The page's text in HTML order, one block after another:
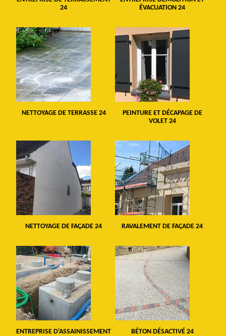
24
ÉVACUATION 24
NETTOYAGE DE TERRASSE 24
PEINTURE ET DÉCAPAGE DE
VOLET 24
NETTOYAGE DE FAÇADE 24 RAVALEMENT DE FAÇADE 24
ENTREPRISE D'ASSAINISSEMENT BÉTON DÉSACTIVÉ 24